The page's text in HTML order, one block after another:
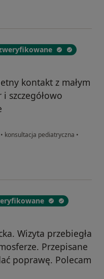
kontakt z małym
szczegółowo
• konsultacja pediatryczna •
Wizyta przebiegła
Przepisane
poprawę. Polecam